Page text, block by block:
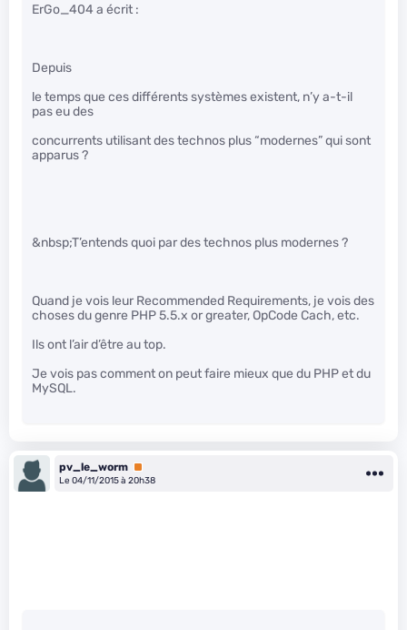
ErGo_404 a écrit :
Depuis
le temps que ces différents systèmes existent, n’y a-t-il
pas eu des
concurrents utilisant des technos plus “modernes” qui sont
apparus ?
&nbsp;T’entends quoi par des technos plus modernes ?
Quand je vois leur Recommended Requirements, je vois des
choses du genre PHP 5.5.x or greater, OpCode Cach, etc.
Ils ont l’air d’être au top.
Je vois pas comment on peut faire mieux que du PHP et du
MySQL.
pv_le_worm Premium
Le 04/11/2015 à 20h38